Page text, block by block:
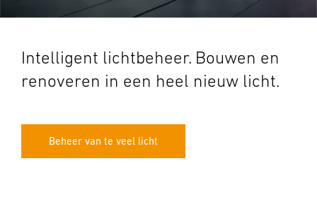
Intelligent lichtbeheer. Bouwen en
renoveren in een heel nieuw licht.
Beheer van te veel licht